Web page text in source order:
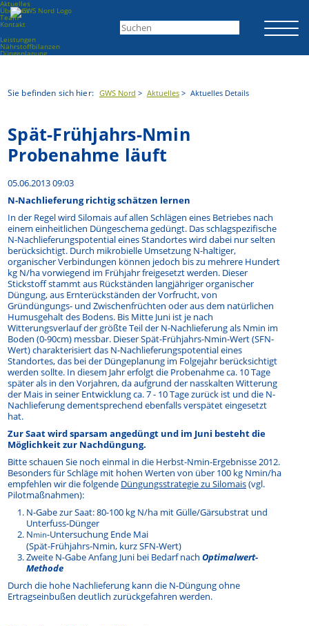
Aktuelles
Über uns
Team
Kontakt
Leistungen
Nährstoffbilanzen
Düngeplanung
Termine
Feldführungen
WRRL-Kulisse BG 3
WRRL- und MSRL-Kulisse BG 11
WSG Kleve
WSG Bordesholm
WSG Föhr Ost und West
Veröffentlichungen
Rundschreiben
Gesetze, VO
Archive
Kontakt
Impressum
Datenschutz
Sie befinden sich hier: GWS Nord Aktuelles Aktuelles Details
Spät-Frühjahrs-Nmin
Probenahme läuft
05.06.2013 09:03
N-Nachlieferung richtig schätzen lernen
In der Regel wird Silomais auf allen Schlägen eines Betriebes nach
einem einheitlichen Düngeschema gedüngt. Das schlagspezifische
N-Nachlieferungspotential eines Standortes wird dabei nur selten
berücksichtigt. Durch mikrobielle Umsetzung N-haltiger,
organischer Verbindungen können jedoch bis zu mehrere Hundert
kg N/ha vorwiegend im Frühjahr freigesetzt werden. Dieser
Stickstoff stammt aus Rückständen langjähriger organischer
Düngung, aus Ernterückständen der Vorfrucht, von
Gründüngungs- und Zwischenfrüchten oder aus dem natürlichen
Humusgehalt des Bodens. Bis Mitte Juni ist je nach
Witterungsverlauf der größte Teil der N-Nachlieferung als Nmin im
Boden (0-90cm) messbar. Dieser Spät-Frühjahrs-Nmin-Wert (SFN-
Wert) charakterisiert das N-Nachlieferungspotential eines
Standortes, das bei der Düngeplanung im Folgejahr berücksichtigt
werden sollte. In diesem Jahr erfolgt die Probenahme ca. 10 Tage
später als in den Vorjahren, da aufgrund der nasskalten Witterung
der Mais in seiner Entwicklung ca. 7 - 10 Tage zurück ist und die N-
Nachlieferung dementsprechend ebenfalls verspätet eingesetzt
hat.
Zur Saat wird sparsam angedüngt und im Juni besteht die
Möglichkeit zur Nachdüngung.
Bitte schauen Sie noch einmal in die Herbst-Nmin-Ergebnisse 2012.
Besonders für Schläge mit hohen Werten von über 100 kg Nmin/ha
empfehlen wir die folgende Düngungsstrategie zu Silomais(vgl.
Pilotmaßnahmen):
N-Gabe zur Saat: 80-100 kg N/ha mit Gülle/Gärsubstrat und
Unterfuss-Dünger
Nmin-Untersuchung Ende Mai
(Spät-Frühjahrs-Nmin, kurz SFN-Wert)
Zweite N-Gabe Anfang Juni bei Bedarf nach Optimalwert-
Methode
Durch die hohe Nachlieferung kann die N-Düngung ohne
Ertragseinbußen deutlich zurückgefahren werden.